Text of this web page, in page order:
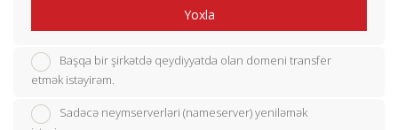
Yoxla
Başqa bir şirkətdə qeydiyyatda olan domeni transfer
etmək istəyirəm.
Sadəcə neymserverləri (nameserver) yeniləmək